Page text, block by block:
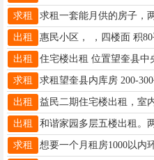
求租
出租
出租
求租
出租
出租
求租